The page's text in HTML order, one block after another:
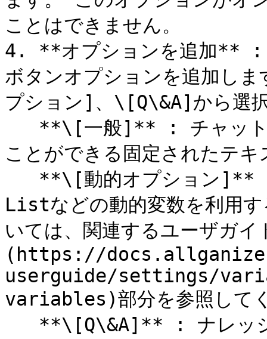
ことはできません。
4. **オプションを追加** :
ボタンオプションを追加し
プション]、\[Q\&A]から選
ことができる固定されたテ
Listなどの動的変数を利用
いては、関連するユーザガ
(https://
userguide/settings/
variables)部分を参照して